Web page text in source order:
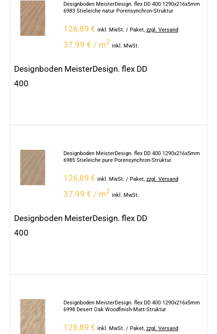
Designboden MeisterDesign. flex DD 400 1290x216x5mm
6983 Stieleiche natur Porensynchron-Struktur
126,89 € inkl. MwSt. / Paket, zzgl. Versand
37.99 € / m2
inkl. MwSt.
Designboden MeisterDesign. flex DD
400
Designboden MeisterDesign. flex DD 400 1290x216x5mm
6985 Stieleiche pure Porensynchron-Struktur
126,89 € inkl. MwSt. / Paket, zzgl. Versand
37.99 € / m2
inkl. MwSt.
Designboden MeisterDesign. flex DD
400
Designboden MeisterDesign. flex DD 400 1290x216x5mm
6998 Desert Oak Woodfinish-Matt-Struktur
126,89 € inkl. MwSt. / Paket, zzgl. Versand